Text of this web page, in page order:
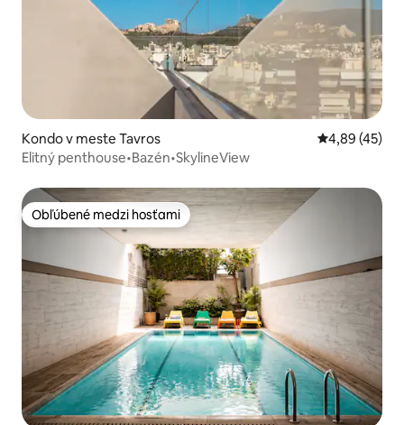
Kondo v meste Tavros Priemerné
4,89 (45)
Elitný penthouse•Bazén•SkylineView
Obľúbené medzi hosťami
Obľúbené medzi hosťami